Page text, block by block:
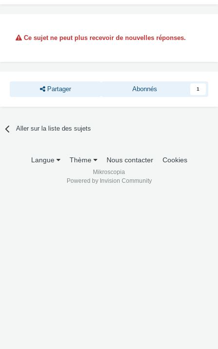
Ce sujet ne peut plus recevoir de nouvelles réponses.
Partager Abonnés 1
Aller sur la liste des sujets
Langue Thème Nous contacter Cookies
Mikroscopia
Powered by Invision Community